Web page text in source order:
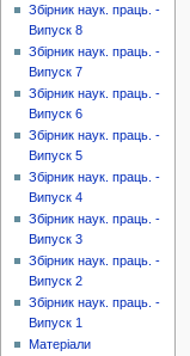
Збірник наук. праць. -
Випуск 8
Збірник наук. праць. -
Випуск 7
Збірник наук. праць. -
Випуск 6
Збірник наук. праць. -
Випуск 5
Збірник наук. праць. -
Випуск 4
Збірник наук. праць. -
Випуск 3
Збірник наук. праць. -
Випуск 2
Збірник наук. праць. -
Випуск 1
Матеріали